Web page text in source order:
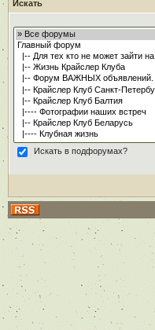
Искать
Искать в подфорумах?